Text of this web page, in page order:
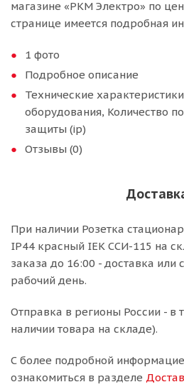
магазине «РКМ Электро» по
странице имеется подробная
1 фото
Подробное описание
Технические
оборудования, Количество
защиты (ip)
Отзывы (0)
При наличии Розетка
IP44 красный IEK ССИ-115 на
заказа до 16:00 - доставка
рабочий день.
Отправка в регионы России - в
наличии товара на складе).
С более подробной
ознакомиться в разделе